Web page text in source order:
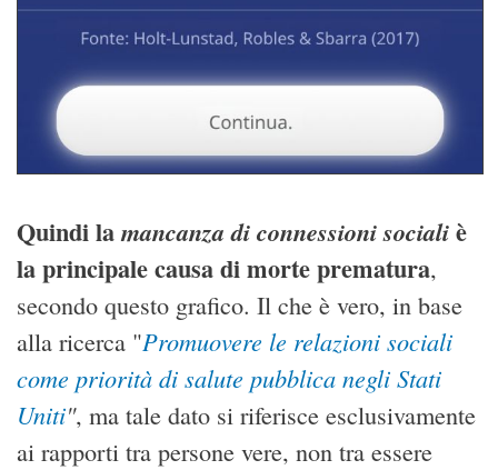
Quindi lamancanza di connessioni socialiè
la principale causa di morte prematura,
secondo questo grafico. Il che è vero, in base
alla ricerca "Promuovere le relazioni sociali
come priorità di salute pubblica negli Stati
Uniti", ma tale dato si riferisce esclusivamente
ai rapporti tra persone vere, non tra essere